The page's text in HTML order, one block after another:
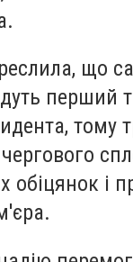
що
перший
тому
обіцянок і